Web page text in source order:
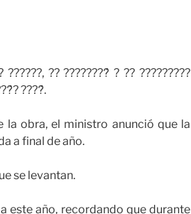
??????, ?? ????????́ ? ?? ?????????
????́.
obra, el ministro anunció que la
a final de año.
se levantan.
este año, recordando que durante